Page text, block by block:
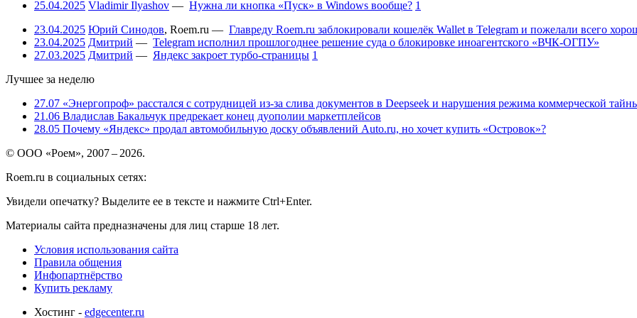
25.04.2025 Vladimir Ilyashov — Нужна ли кнопка «Пуск» в Windows вообще? 1
23.04.2025 Юрий Синодов, Roem.ru — Главреду Roem.ru заблокировали кошелёк Wallet в Telegram и пожелали всего
23.04.2025 Дмитрий — Telegram исполнил прошлогоднее решение суда о блокировке иноагентского «ВЧК-ОГПУ»
27.03.2025 Дмитрий — Яндекс закроет турбо-страницы 1
Лучшее за неделю
27.07 «Энергопроф» расстался с сотрудницей из-за слива документов в Deepseek и нарушения режима коммерческой
21.06 Владислав Бакальчук предрекает конец дуополии маркетплейсов
28.05 Почему «Яндекс» продал автомобильную доску объявлений Auto.ru, но хочет купить «Островок»?
© ООО «Роем», 2007 – 2026.
Roem.ru в социальных сетях:
Увидели опечатку? Выделите ее в тексте и нажмите Ctrl+Enter.
Материалы сайта предназначены для лиц старше 18 лет.
Условия использования сайта
Правила общения
Инфопартнёрство
Купить рекламу
Хостинг - edgecenter.ru